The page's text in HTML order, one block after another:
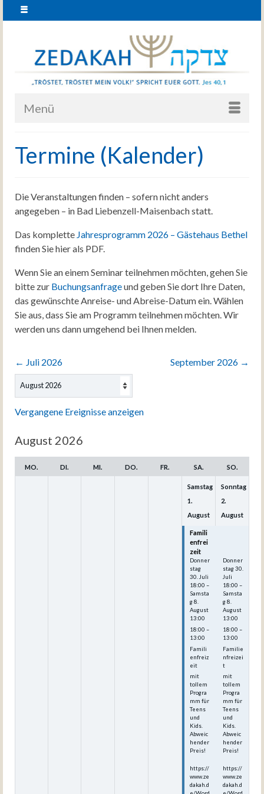
Menü
Termine (Kalender)
Die Veranstaltungen finden – sofern nicht anders
angegeben – in Bad Liebenzell-Maisenbach statt.
Das komplette Jahresprogramm 2026 – Gästehaus Bethel
finden Sie hier als PDF.
Wenn Sie an einem Seminar teilnehmen möchten, gehen Sie
bitte zur Buchungsanfrageund geben Sie dort Ihre Daten,
das gewünschte Anreise- und Abreise-Datum ein. Wählen
Sie aus, dass Sie am Programm teilnehmen möchten. Wir
werden uns dann umgehend bei Ihnen melden.
← Juli 2026 September 2026 →
Auswahl
Monats
Vergangene Ereignisse anzeigen
August 2026
MO. DI. MI. DO. FR. SA. SO.
Samstag
1.
August
Famili
enfrei
zeit
Donner
stag
30. Juli
18:00 –
Samsta
g8.
August
13:00
18:00 –
13:00
Famili
enfreiz
eit
mit
tollem
Progra
mm für
Teens
und
Kids.
Abweic
hender
Preis!
https://
www.ze
dakah.d
Sonntag
2.
August
Donner
stag30.
Juli
18:00 –
Samsta
g8.
August
13:00
18:00 –
13:00
Familie
nfreizei
t
mit
tollem
Progra
mm für
Teens
und
Kids.
Abweic
hender
Preis!
https://
www.ze
dakah.d